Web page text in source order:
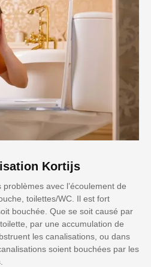
Kortijs
avec l’écoulement de
toilettes/WC. Il est fort
bouchée. Que se soit causé par
par une accumulation de
les canalisations, ou dans
soient bouchées par les